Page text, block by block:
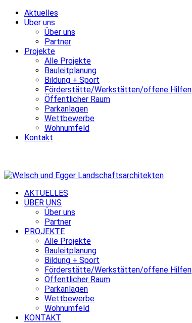
Aktuelles
Über uns
Über uns
Partner
Projekte
Alle Projekte
Bauleitplanung
Bildung + Sport
Förderstätte/Werkstätten/offene Hilfen
Öffentlicher Raum
Parkanlagen
Wettbewerbe
Wohnumfeld
Kontakt
AKTUELLES
ÜBER UNS
Über uns
Partner
PROJEKTE
Alle Projekte
Bauleitplanung
Bildung + Sport
Förderstätte/Werkstätten/offene Hilfen
Öffentlicher Raum
Parkanlagen
Wettbewerbe
Wohnumfeld
KONTAKT